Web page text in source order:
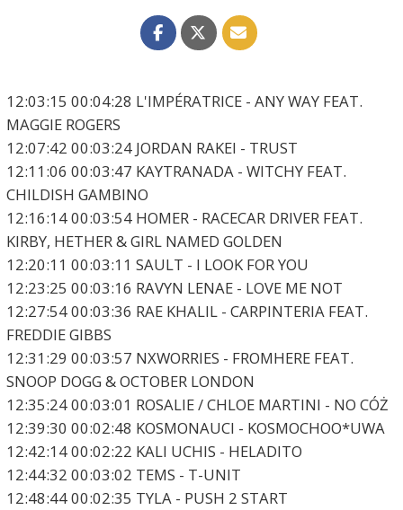
12:03:15 00:04:28 L'IMPÉRATRICE - ANY WAY FEAT.
MAGGIE ROGERS
12:07:42 00:03:24 JORDAN RAKEI - TRUST
12:11:06 00:03:47 KAYTRANADA - WITCHY FEAT.
CHILDISH GAMBINO
12:16:14 00:03:54 HOMER - RACECAR DRIVER FEAT.
KIRBY, HETHER & GIRL NAMED GOLDEN
12:20:11 00:03:11 SAULT - I LOOK FOR YOU
12:23:25 00:03:16 RAVYN LENAE - LOVE ME NOT
12:27:54 00:03:36 RAE KHALIL - CARPINTERIA FEAT.
FREDDIE GIBBS
12:31:29 00:03:57 NXWORRIES - FROMHERE FEAT.
SNOOP DOGG & OCTOBER LONDON
12:35:24 00:03:01 ROSALIE / CHLOE MARTINI - NO CÓŻ
12:39:30 00:02:48 KOSMONAUCI - KOSMOCHOO*UWA
12:42:14 00:02:22 KALI UCHIS - HELADITO
12:44:32 00:03:02 TEMS - T-UNIT
12:48:44 00:02:35 TYLA - PUSH 2 START